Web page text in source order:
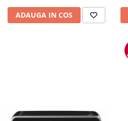
Camere auto
Baterii
Console & Jocuri
ADAUGA IN COS